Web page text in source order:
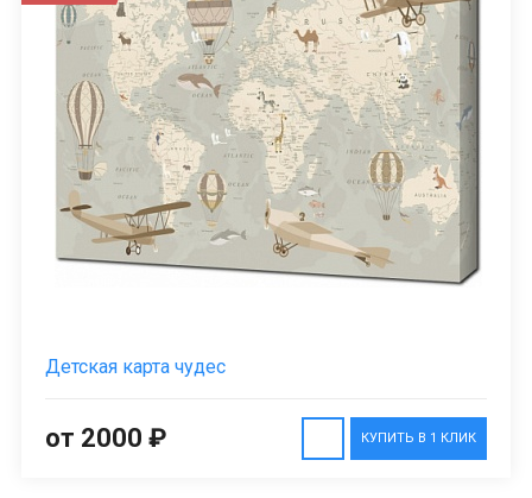
Детская карта чудес
КУПИТЬ В 1 КЛИК
от 2000 ₽